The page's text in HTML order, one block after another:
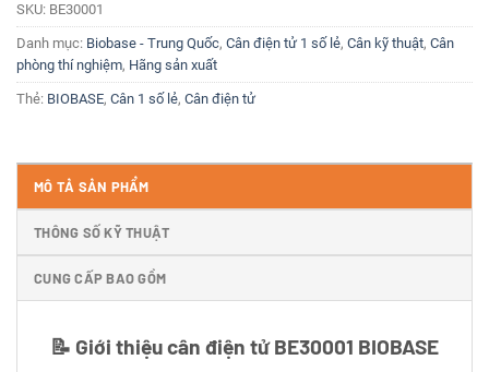
SKU: BE30001
Danh mục: Biobase - Trung Quốc, Cân điện tử 1 số lẻ, Cân kỹ thuật, Cân
phòng thí nghiệm, Hãng sản xuất
Thẻ: BIOBASE, Cân 1 số lẻ, Cân điện tử
MÔ TẢ SẢN PHẨM
THÔNG SỐ KỸ THUẬT
CUNG CẤP BAO GỒM
📝 Giới thiệu cân điện tử BE30001 BIOBASE